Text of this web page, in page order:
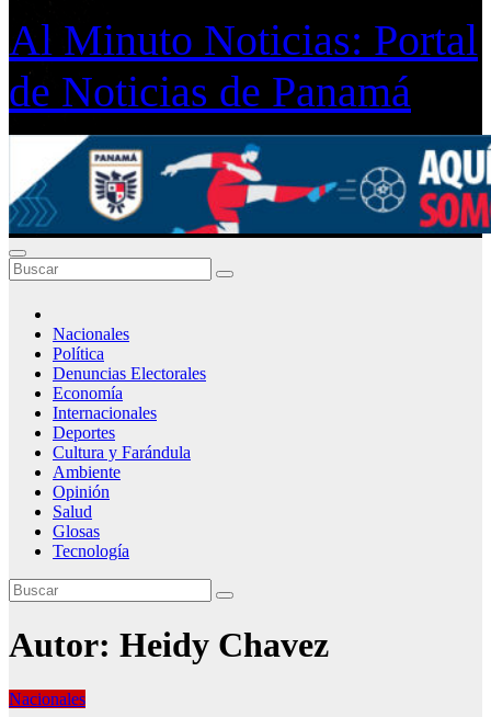
Al Minuto Noticias: Portal
de Noticias de Panamá
Nacionales
Política
Denuncias Electorales
Economía
Internacionales
Deportes
Cultura y Farándula
Ambiente
Opinión
Salud
Glosas
Tecnología
Autor: Heidy Chavez
Nacionales